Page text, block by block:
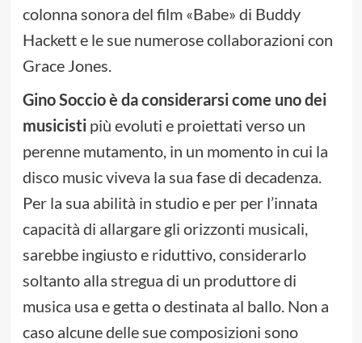
colonna sonora del film «Babe» di Buddy
Hackett e le sue numerose collaborazioni con
Grace Jones.
Gino Soccio è da considerarsi come uno dei
musicistipiù evoluti e proiettati verso un
perenne mutamento, in un momento in cui la
disco music viveva la sua fase di decadenza.
Per la sua abilità in studio e per per l’innata
capacità di allargare gli orizzonti musicali,
sarebbe ingiusto e riduttivo, considerarlo
soltanto alla stregua di un produttore di
musica usa e getta o destinata al ballo. Non a
caso alcune delle sue composizioni sono